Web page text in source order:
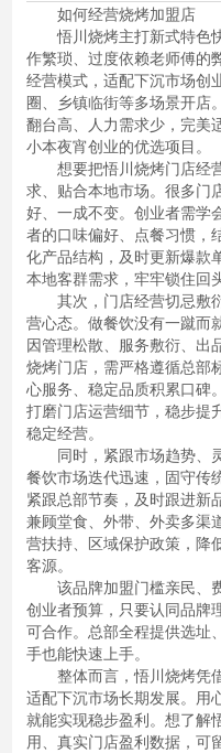
如何经营烧烤加盟店
悟川烧烤主打新式特色
作繁琐、过度依赖老师傅的
经营模式，适配下沉市场创
圈、乡镇临街等多场景开店
翻台高、人力需求少，完美
小本夜宵创业的优选项目。
想要把悟川烧烤门店经
求、贴合本地市场。很多门
好、一成不变。创业者需学
者的口味偏好、点餐习惯，
化产品结构，及时更新爆款
本地客群需求，牢牢锁住回头
其次，门店经营切忌敷
营心态。做餐饮没有一蹴而
因管理松散、服务敷衍、出
烧烤门店，需严格遵循总部
心服务、稳定品质积累口碑
打磨门店运营细节，稳步提
稳定经营。
同时，紧跟市场趋势、
餐饮市场迭代迅速，固守传
紧跟总部节奏，及时跟进新
兼顾堂食、外带、外卖多渠
营扶持、区域保护政策，降
客源。
该品牌加盟门槛亲民、
创业者预算，只要认同品牌
可合作。总部全程提供选址
手也能快速上手。
整体而言，悟川烧烤凭借
适配下沉市场长期发展。用
就能实现稳步盈利。想了解
用、真实门店盈利数据，可